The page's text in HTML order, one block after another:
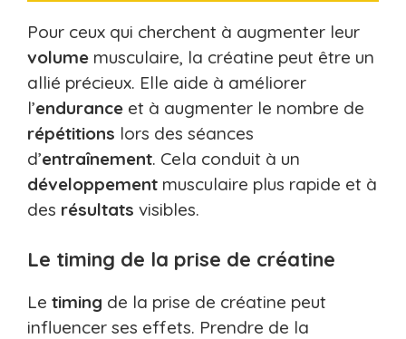
Pour ceux qui cherchent à augmenter leur
volume musculaire, la créatine peut être un
allié précieux. Elle aide à améliorer
l’endurance et à augmenter le nombre de
répétitions lors des séances
d’entraînement. Cela conduit à un
développement musculaire plus rapide et à
des résultats visibles.
Le timing de la prise de créatine
Le timing de la prise de créatine peut
influencer ses effets. Prendre de la